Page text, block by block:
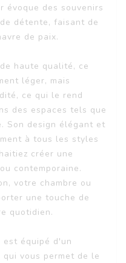
évoque des souvenirs
détente, faisant de
de paix.
haute qualité, ce
léger, mais
ce qui le rend
des espaces tels que
Son design élégant et
à tous les styles
créer une
contemporaine.
votre chambre ou
une touche de
quotidien.
équipé d'un
vous permet de le